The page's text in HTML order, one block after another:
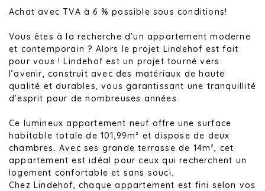
Achat avec TVA à 6 % possible sous conditions!
Vous êtes à la recherche d’un appartement moderne
et contemporain ? Alors le projet Lindehof est fait
pour vous ! Lindehof est un projet tourné vers
l’avenir, construit avec des matériaux de haute
qualité et durables, vous garantissant une tranquillité
d’esprit pour de nombreuses années.
Ce lumineux appartement neuf offre une surface
habitable totale de 101,99m² et dispose de deux
chambres. Avec ses grande terrasse de 14m², cet
appartement est idéal pour ceux qui recherchent un
logement confortable et sans souci.
Chez Lindehof, chaque appartement est fini selon vos